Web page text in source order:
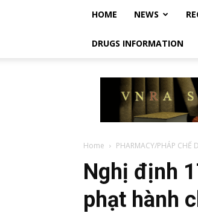
HOME NEWS
DRUGS INFORMATION
Vietnam
Regulatory
Affairs
Society
Luật
Việt
Nam
Home PHARMACY/PHÁP CHẾ
Nghị định
phạt hành